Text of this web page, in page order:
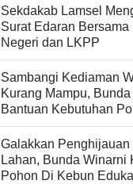
Sekdakab Lamsel
Surat Edaran
Negeri dan LKPP
Sambangi Kediaman
Kurang Mampu,
Bantuan Kebutuhan
Pengobatan
Galakkan
Lahan, Bunda Winarni
Pohon Di Kebun